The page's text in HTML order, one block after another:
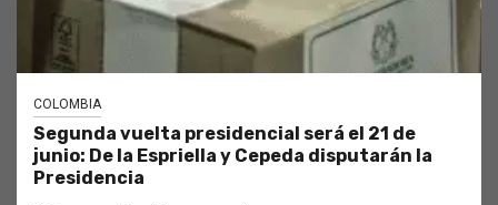
COLOMBIA
Segunda vuelta presidencial será el 21 de
junio: De la Espriella y Cepeda disputarán la
Presidencia